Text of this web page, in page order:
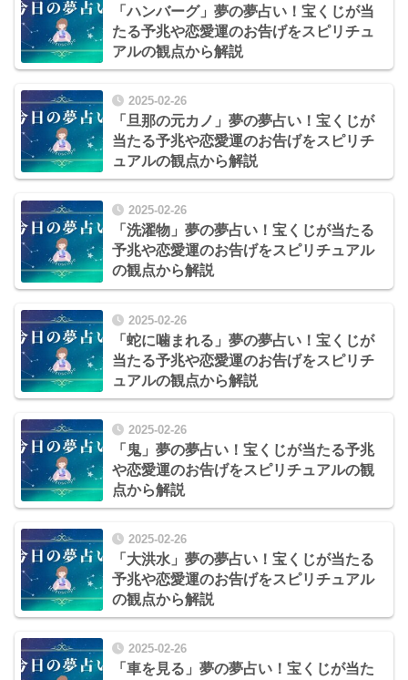
「ハンバーグ」夢の夢占い！宝くじが当
たる予兆や恋愛運のお告げをスピリチュ
アルの観点から解説
2025-02-26
「旦那の元カノ」夢の夢占い！宝くじが
当たる予兆や恋愛運のお告げをスピリチ
ュアルの観点から解説
2025-02-26
「洗濯物」夢の夢占い！宝くじが当たる
予兆や恋愛運のお告げをスピリチュアル
の観点から解説
2025-02-26
「蛇に噛まれる」夢の夢占い！宝くじが
当たる予兆や恋愛運のお告げをスピリチ
ュアルの観点から解説
2025-02-26
「鬼」夢の夢占い！宝くじが当たる予兆
や恋愛運のお告げをスピリチュアルの観
点から解説
2025-02-26
「大洪水」夢の夢占い！宝くじが当たる
予兆や恋愛運のお告げをスピリチュアル
の観点から解説
2025-02-26
「車を見る」夢の夢占い！宝くじが当た